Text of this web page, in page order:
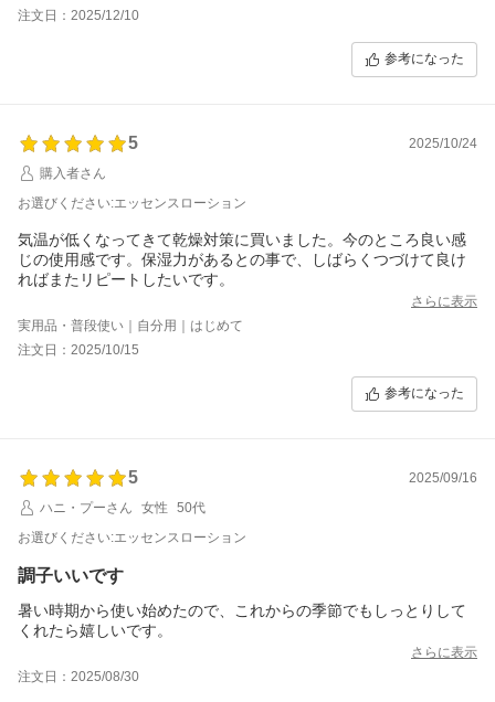
注文日：2025/12/10
参考になった
5
2025/10/24
購入者さん
お選びください:エッセンスローション
気温が低くなってきて乾燥対策に買いました。今のところ良い感
じの使用感です。保湿力があるとの事で、しばらくつづけて良け
ればまたリピートしたいです。
さらに表示
実用品・普段使い｜自分用｜はじめて
注文日：2025/10/15
参考になった
5
2025/09/16
ハニ・プーさん
女性
50代
お選びください:エッセンスローション
調子いいです
暑い時期から使い始めたので、これからの季節でもしっとりして
くれたら嬉しいです。
さらに表示
注文日：2025/08/30